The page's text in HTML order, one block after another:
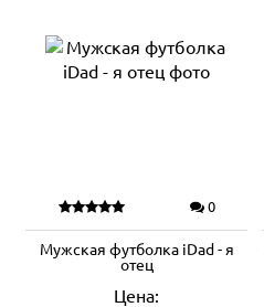
0
Мужская футболка iDad - я
отец
Цена: